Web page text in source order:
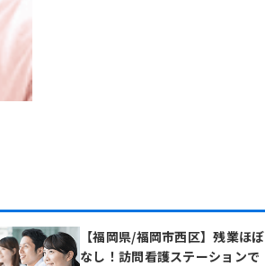
【福岡県/福岡市西区】残業ほぼ
なし！訪問看護ステーションで